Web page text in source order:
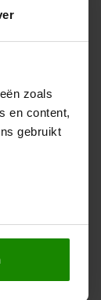
zoals
en content,
gebruikt